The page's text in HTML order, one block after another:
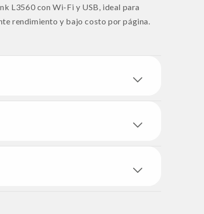
L3560 con Wi-Fi y USB, ideal para
rendimiento y bajo costo por página.